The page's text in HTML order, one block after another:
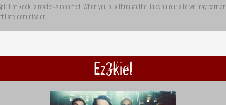
of Rock is reader-supported. When you buy through the links on our site we may earn an
commission
Ez3kiel